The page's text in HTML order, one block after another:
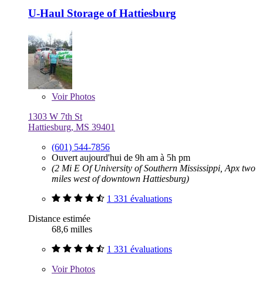
U-Haul Storage of Hattiesburg
VoirPhotos
1303 W 7th St
Hattiesburg, MS 39401
(601) 544-7856
Ouvert aujourd'hui de 9h am à 5h pm
(2 Mi E Of University of Southern Mississippi, Apx two
miles west of downtown Hattiesburg)
1 331 évaluations
Distance estimée
68,6 milles
1 331 évaluations
VoirPhotos